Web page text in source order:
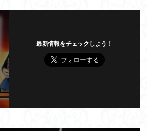
最新情報をチェックしよう！